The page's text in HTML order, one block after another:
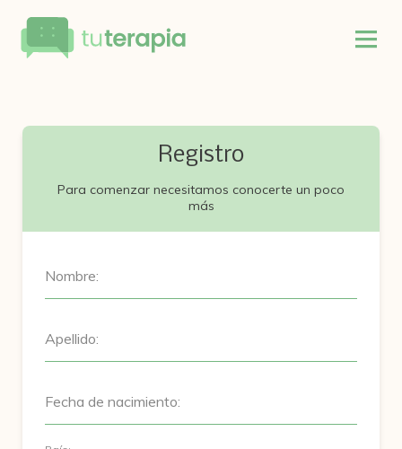
Registro
Para comenzar necesitamos conocerte un poco
más
Nombre:
Apellido:
Fecha de nacimiento: